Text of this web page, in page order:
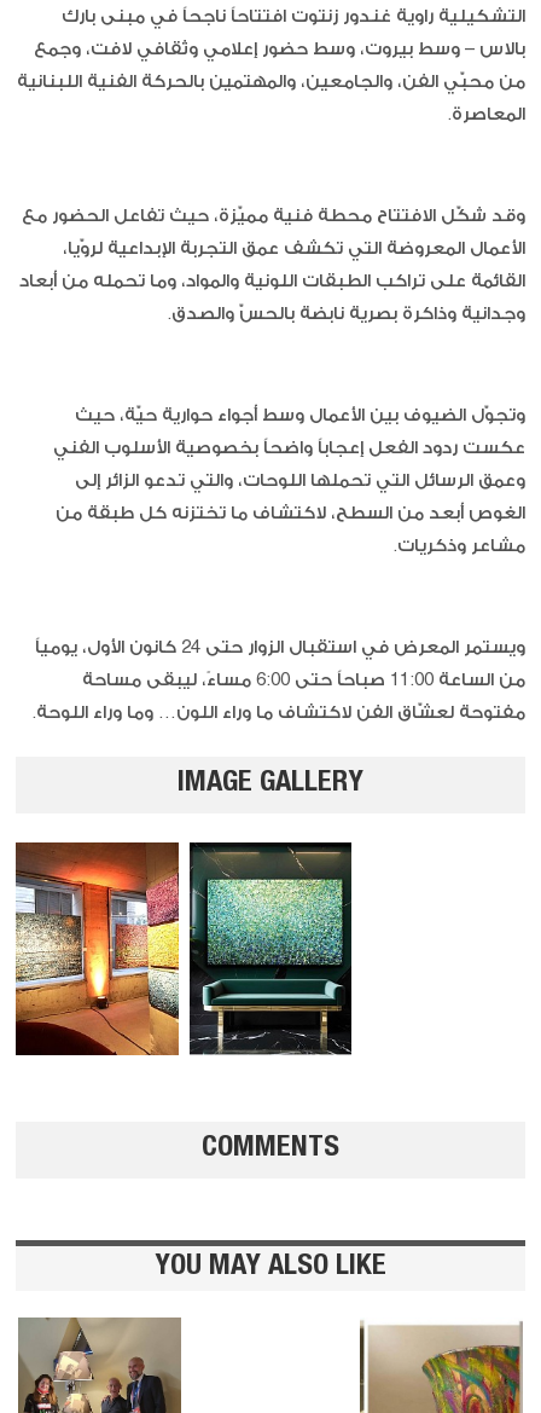
التشكيلية راوية غندور زنتوت افتتاحاً ناجحاً في مبنى بارك
بالاس – وسط بيروت، وسط حضور إعلامي وثقافي لافت، وجمع
من محبّي الفن، والجامعين، والمهتمين بالحركة الفنية اللبنانية
المعاصرة.
وقد شكّل الافتتاح محطة فنية مميّزة، حيث تفاعل الحضور مع
الأعمال المعروضة التي تكشف عمق التجربة الإبداعية لروّيا،
القائمة على تراكب الطبقات اللونية والمواد، وما تحمله من أبعاد
وجدانية وذاكرة بصرية نابضة بالحسّ والصدق.
وتجوّل الضيوف بين الأعمال وسط أجواء حوارية حيّة، حيث
عكست ردود الفعل إعجاباً واضحاً بخصوصية الأسلوب الفني
وعمق الرسائل التي تحملها اللوحات، والتي تدعو الزائر إلى
الغوص أبعد من السطح، لاكتشاف ما تختزنه كل طبقة من
مشاعر وذكريات.
ويستمر المعرض في استقبال الزوار حتى 24 كانون الأول، يومياً
من الساعة 11:00 صباحاً حتى 6:00 مساءً، ليبقى مساحة
مفتوحة لعشّاق الفن لاكتشاف ما وراء اللون… وما وراء اللوحة.
IMAGE GALLERY
COMMENTS
YOU MAY ALSO LIKE